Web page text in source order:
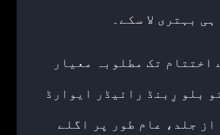
بہتری لا سکے۔
اختتام تک مطلوبہ معیار
بلو رِبنڈ رائیڈر ایوارڈ
جلد، عام طور پر اگلے